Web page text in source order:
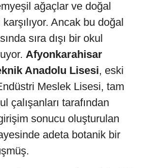
ağaçlar ve doğal
Ancak bu doğal
sıra dışı bir okul
Afyonkarahisar
Anadolu Lisesi, eski
Meslek Lisesi, tam
çalışanları tarafından
sonucu oluşturulan
adeta botanik bir